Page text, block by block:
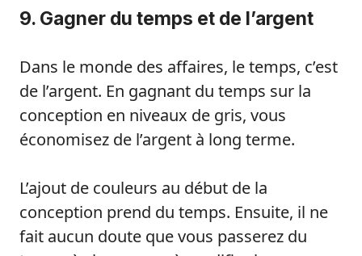
9. Gagner du temps et de l’argent
Dans le monde des affaires, le temps, c’est
de l’argent. En gagnant du temps sur la
conception en niveaux de gris, vous
économisez de l’argent à long terme.
L’ajout de couleurs au début de la
conception prend du temps. Ensuite, il ne
fait aucun doute que vous passerez du